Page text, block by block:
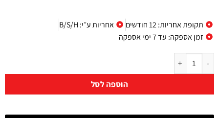
תקופת אחריות: 12 חודשים
אחריות ע״י: B/S/H
זמן אספקה: עד 7 ימי אספקה
הוספה לסל